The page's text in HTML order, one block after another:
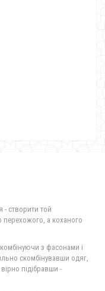
- створити той
а коханого
з фасонами і
скомбінувавши одяг,
підібравши -